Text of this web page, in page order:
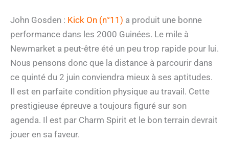
John Gosden : Kick On (n°11) a produit une bonne
performance dans les 2000 Guinées. Le mile à
Newmarket a peut-être été un peu trop rapide pour lui.
Nous pensons donc que la distance à parcourir dans
ce quinté du 2 juin conviendra mieux à ses aptitudes.
Il est en parfaite condition physique au travail. Cette
prestigieuse épreuve a toujours figuré sur son
agenda. Il est par Charm Spirit et le bon terrain devrait
jouer en sa faveur.